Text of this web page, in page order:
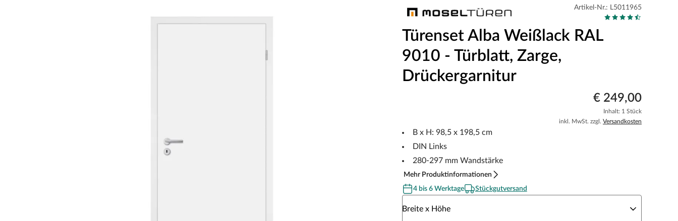
Artikel-Nr.: L5011965
Türenset Alba Weißlack RAL
9010 - Türblatt, Zarge,
Drückergarnitur
€ 249,00
Inhalt: 1 Stück
inkl. MwSt. zzgl. Versandkosten
B x H: 98,5 x 198,5 cm
DIN Links
280-297 mm Wandstärke
Mehr Produktinformationen
4 bis 6 Werktage
Stückgutversand
Breite x Höhe